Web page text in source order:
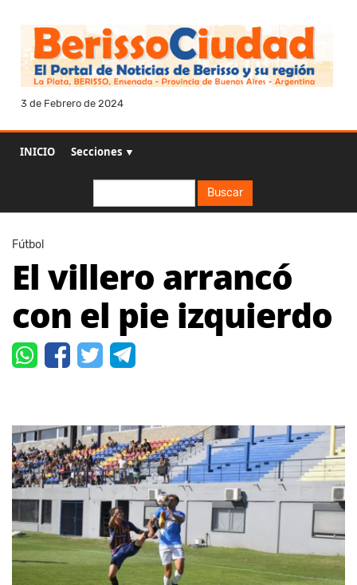
3 de Febrero de 2024
INICIO Secciones ▼
Buscar
Fútbol
El villero arrancó
con el pie izquierdo